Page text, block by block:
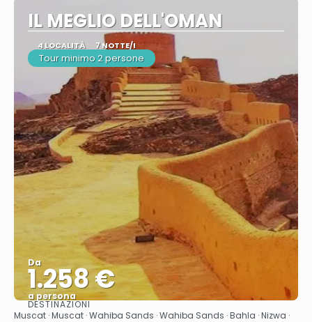
IL MEGLIO DELL'OMAN
4 LOCALITÀ 7 NOTTE/I
Tour minimo 2 persone
Da
1.258 €
a persona
Vedere
DESTINAZIONI
Muscat · Muscat · Wahiba Sands · Wahiba Sands · Bahla · Nizwa ·